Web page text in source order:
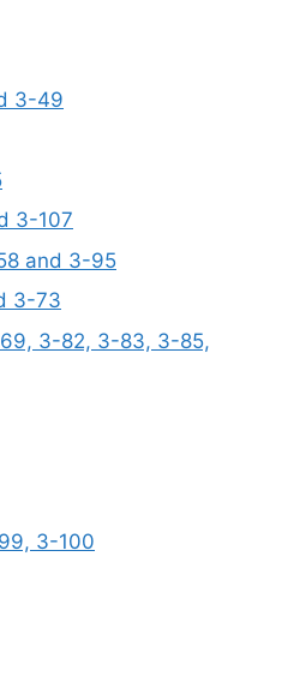
3-49
3-107
and 3-95
3-73
69, 3-82, 3-83, 3-85,
3-100